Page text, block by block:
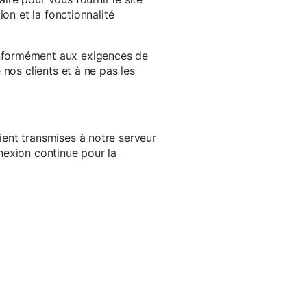
et la fonctionnalité
aux exigences de
clients et à ne pas les
transmises à notre serveur
continue pour la